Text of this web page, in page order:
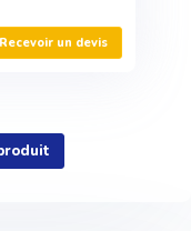
Recevoir un devis